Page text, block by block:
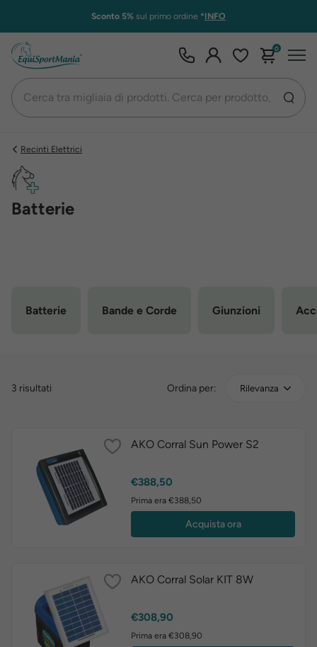
Sconto 5% sul primo ordine *INFO
0
Recinti Elettrici
Batterie
Batterie Bande e Corde Giunzioni
3 risultati Ordina per: Rilevanza
AKO Corral Sun Power S2
Prezzo
€388,50
Prima era €388,50
Acquista ora
AKO Corral Solar KIT 8W
Prezzo
€308,90
Prima era €308,90